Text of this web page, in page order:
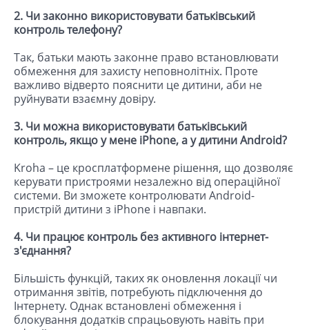
2. Чи законно використовувати батьківський
контроль телефону?
Так, батьки мають законне право встановлювати
обмеження для захисту неповнолітніх. Проте
важливо відверто пояснити це дитини, аби не
руйнувати взаємну довіру.
3. Чи можна використовувати батьківський
контроль, якщо у мене iPhone, а у дитини Android?
Kroha – це кросплатформене рішення, що дозволяє
керувати пристроями незалежно від операційної
системи. Ви зможете контролювати Android-
пристрій дитини з iPhone і навпаки.
4. Чи працює контроль без активного інтернет-
з'єднання?
Більшість функцій, таких як оновлення локації чи
отримання звітів, потребують підключення до
Інтернету. Однак встановлені обмеження і
блокування додатків спрацьовують навіть при